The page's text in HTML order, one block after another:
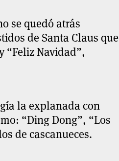
se quedó atrás
de Santa Claus que
“Feliz Navidad”,
la explanada con
“Ding Dong”, “Los
de cascanueces.